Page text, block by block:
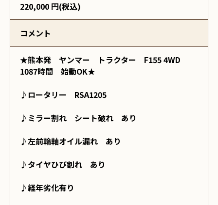
220,000 円(税込)
コメント
★熊本発　ヤンマー　トラクター　F155 4WD
1087時間　始動OK★
♪ロータリー　RSA1205
♪ミラー割れ　シート破れ　あり
♪左前輪軸オイル漏れ　あり
♪タイヤひび割れ　あり
♪経年劣化有り